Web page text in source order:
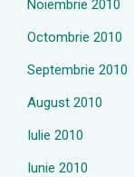
Noiembrie 2010
Octombrie 2010
Septembrie 2010
August 2010
Iulie 2010
Iunie 2010